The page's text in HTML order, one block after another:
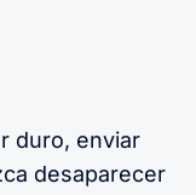
duro, enviar
desaparecer